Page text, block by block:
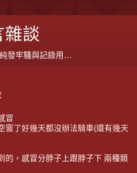
談
發牢騷與記錄用…
冒
窗了好幾天都沒辦法騎車(還有幾天
的，感冒分脖子上跟脖子下 兩種類